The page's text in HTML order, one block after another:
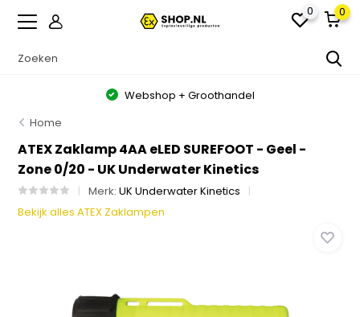
0 0
Webshop + Groothandel
Home
ATEX Zaklamp 4AA eLED SUREFOOT - Geel -
Zone 0/20 - UK Underwater Kinetics
Merk:UK Underwater Kinetics
Bekijk alles ATEX Zaklampen